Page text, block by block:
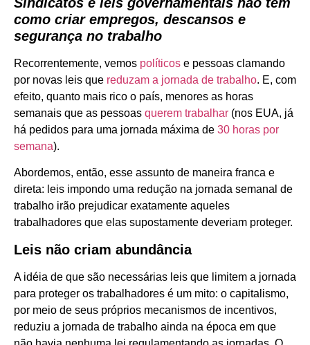
como criar empregos, descansos e
segurança no trabalho
Recorrentemente, vemos políticos e pessoas clamando
por novas leis que reduzam a jornada de trabalho. E, com
efeito, quanto mais rico o país, menores as horas
semanais que as pessoas querem trabalhar (nos EUA, já
há pedidos para uma jornada máxima de 30 horas por
semana).
Abordemos, então, esse assunto de maneira franca e
direta: leis impondo uma redução na jornada semanal de
trabalho irão prejudicar exatamente aqueles
trabalhadores que elas supostamente deveriam proteger.
Leis não criam abundância
A idéia de que são necessárias leis que limitem a jornada
para proteger os trabalhadores é um mito: o capitalismo,
por meio de seus próprios mecanismos de incentivos,
reduziu a jornada de trabalho ainda na época em que